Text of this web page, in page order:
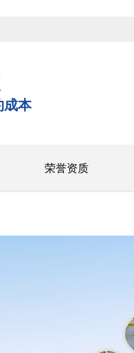
成本
荣誉资质